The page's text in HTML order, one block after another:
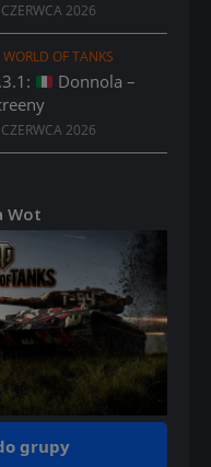
2026
WORLD OF TANKS
Donnola –
2026
Wot
grupy